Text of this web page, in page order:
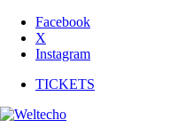
Facebook
X
Instagram
TICKETS